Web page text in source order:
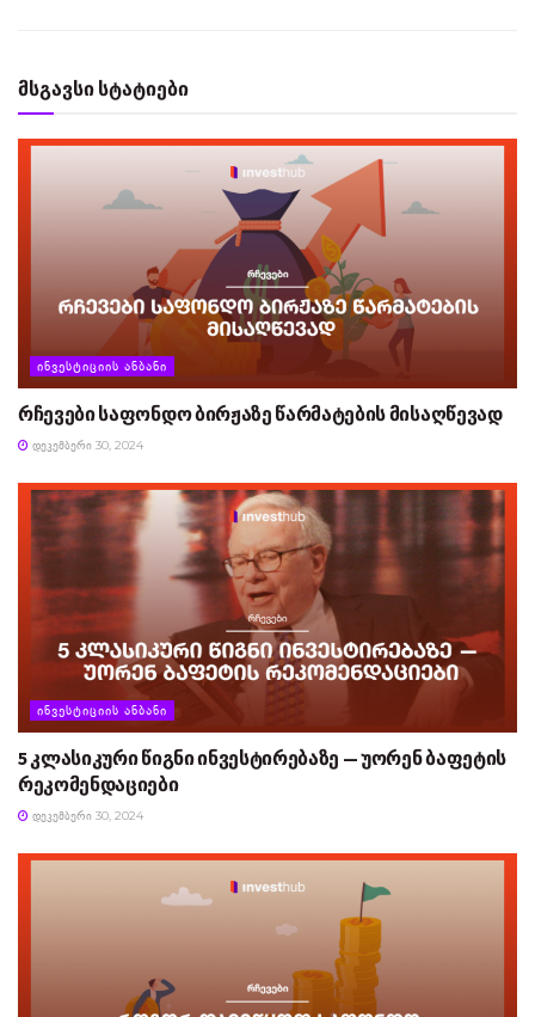
მსგავსი სტატიები
ᲘᲜᲕᲔᲡᲢᲘᲪᲘᲘᲡ ᲐᲜᲑᲐᲜᲘ
რჩევები საფონდო ბირჟაზე წარმატების მისაღწევად
ᲓᲔᲙᲔᲛᲑᲔᲠᲘ 30, 2024
ᲘᲜᲕᲔᲡᲢᲘᲪᲘᲘᲡ ᲐᲜᲑᲐᲜᲘ
5 კლასიკური წიგნი ინვესტირებაზე — უორენ ბაფეტის
რეკომენდაციები
ᲓᲔᲙᲔᲛᲑᲔᲠᲘ 30, 2024